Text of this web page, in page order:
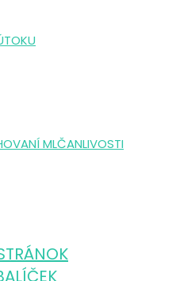
MLČANLIVOSTI